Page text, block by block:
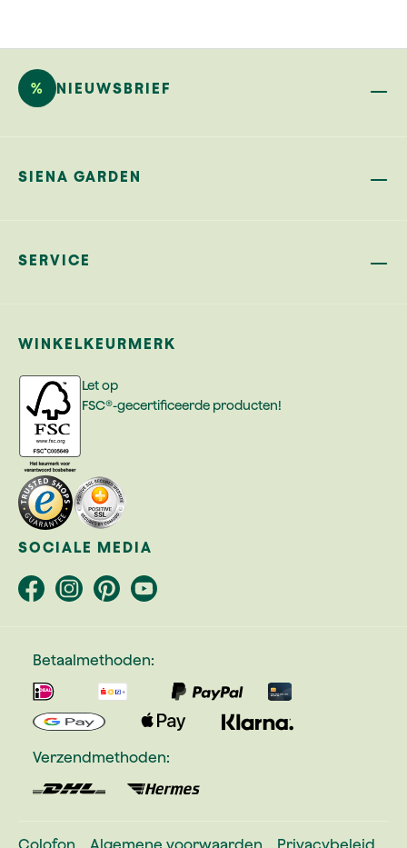
% NIEUWSBRIEF
SIENA GARDEN
SERVICE
WINKELKEURMERK
Let op
FSC®-gecertificeerde producten!
SOCIALE MEDIA
Betaalmethoden:
Verzendmethoden: